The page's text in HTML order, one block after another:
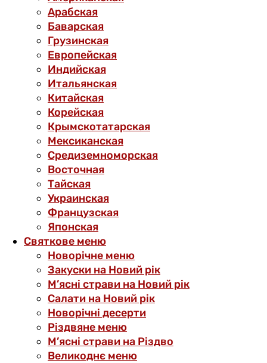
Арабская
Баварская
Грузинская
Европейская
Индийская
Итальянская
Китайская
Корейская
Крымскотатарская
Мексиканская
Средиземноморская
Восточная
Тайская
Украинская
Французская
Японская
Святкове меню
Новорічне меню
Закуски на Новий рік
М’ясні страви на Новий рік
Салати на Новий рік
Новорічні десерти
Різдвяне меню
М’ясні страви на Різдво
Великоднє меню